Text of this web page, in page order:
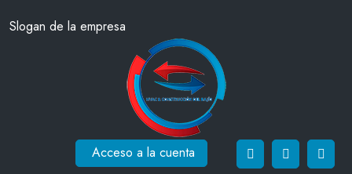
Slogan de la empresa
Acceso a la cuenta